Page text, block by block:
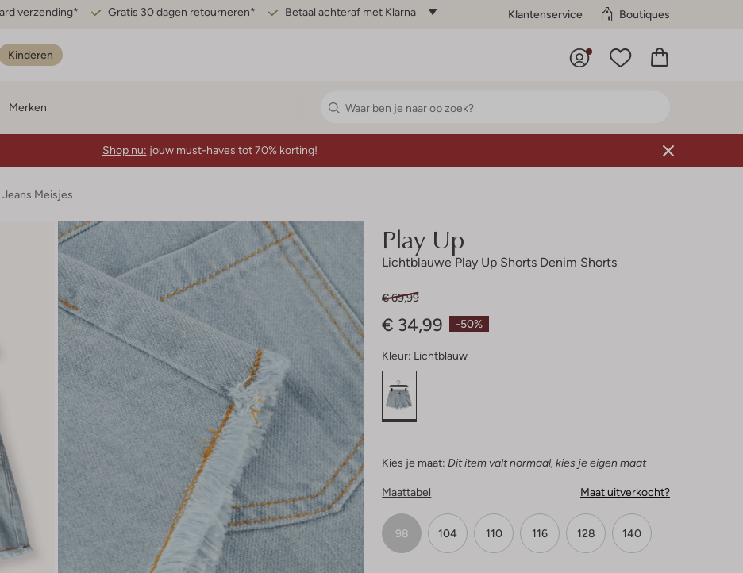
verzending* Gratis 30 dagen retourneren* Betaal achteraf met Klarna Klantenservice Boutiques
Kinderen
Merken
Shop nu: jouw must-haves tot 70% korting!
Jeans Meisjes
Play Up
Lichtblauwe Play Up Shorts Denim Shorts
-50%
€ 69,99
€ 34,99
Kleur: Lichtblauw
Kies je maat: Dit item valt normaal, kies je eigen maat
Maattabel Maat uitverkocht?
98 104 110 116 128 140